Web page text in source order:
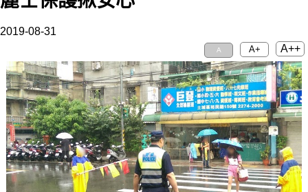
2019-08-31
A A+ A++